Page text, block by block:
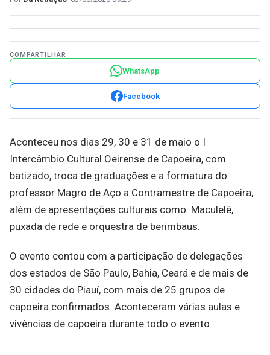
COMPARTILHAR
WhatsApp
Facebook
Aconteceu nos dias 29, 30 e 31 de maio o I
Intercâmbio Cultural Oeirense de Capoeira, com
batizado, troca de graduações e a formatura do
professor Magro de Aço a Contramestre de Capoeira,
além de apresentações culturais como: Maculelê,
puxada de rede e orquestra de berimbaus.
O evento contou com a participação de delegações
dos estados de São Paulo, Bahia, Ceará e de mais de
30 cidades do Piauí, com mais de 25 grupos de
capoeira confirmados. Aconteceram várias aulas e
vivências de capoeira durante todo o evento.